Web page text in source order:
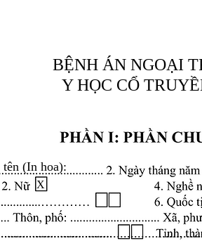
BỆNH ÁN NGOẠI
Y HỌC CỔ
(In hoa):
X